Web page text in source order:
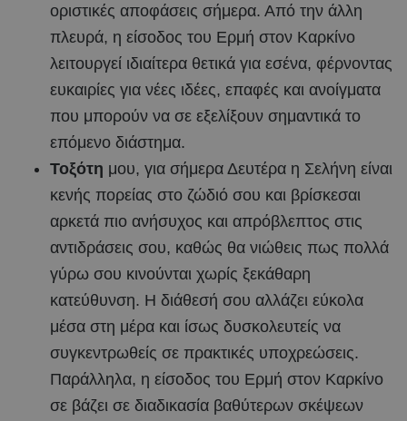
οριστικές αποφάσεις σήμερα. Από την άλλη
πλευρά, η είσοδος του Ερμή στον Καρκίνο
λειτουργεί ιδιαίτερα θετικά για εσένα, φέρνοντας
ευκαιρίες για νέες ιδέες, επαφές και ανοίγματα
που μπορούν να σε εξελίξουν σημαντικά το
επόμενο διάστημα.
Τοξότη μου, για σήμερα Δευτέρα η Σελήνη είναι
κενής πορείας στο ζώδιό σου και βρίσκεσαι
αρκετά πιο ανήσυχος και απρόβλεπτος στις
αντιδράσεις σου, καθώς θα νιώθεις πως πολλά
γύρω σου κινούνται χωρίς ξεκάθαρη
κατεύθυνση. Η διάθεσή σου αλλάζει εύκολα
μέσα στη μέρα και ίσως δυσκολευτείς να
συγκεντρωθείς σε πρακτικές υποχρεώσεις.
Παράλληλα, η είσοδος του Ερμή στον Καρκίνο
σε βάζει σε διαδικασία βαθύτερων σκέψεων